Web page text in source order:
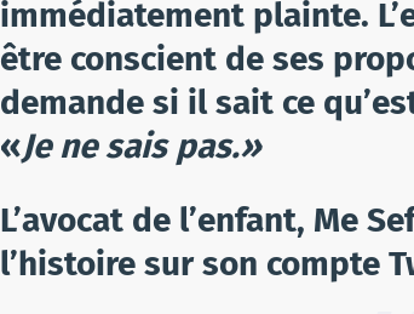
immédiatement plainte.
être conscient de ses
demande si il sait ce
«Je ne sais pas.»
L’avocat de l’enfant, Me
l’histoire sur son compte